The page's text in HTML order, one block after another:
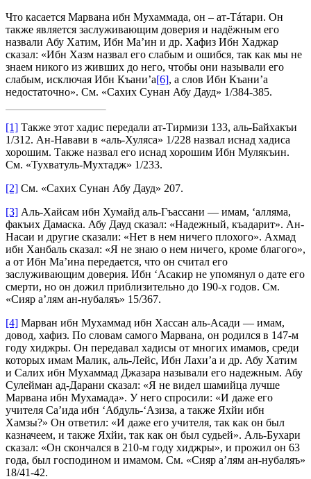
Что касается Марвана ибн Мухаммада, он – ат-Тáтари. Он
также является заслуживающим доверия и надёжным его
назвали Абу Хатим, Ибн Ма’ин и др. Хафиз Ибн Хаджар
сказал: «Ибн Хазм назвал его слабым и ошибся, так как мы не
знаем никого из живших до него, чтобы они называли его
слабым, исключая Ибн Къани’а[6], а слов Ибн Къани’а
недостаточно». См. «Сахих Сунан Абу Дауд» 1/384-385.
[1] Также этот хадис передали ат-Тирмизи 133, аль-Байхакъи
1/312. Ан-Навави в «аль-Хуляса» 1/228 назвал иснад хадиса
хорошим. Также назвал его иснад хорошим Ибн Мулякъин.
См. «Тухватуль-Мухтадж» 1/233.
[2] См. «Сахих Сунан Абу Дауд» 207.
[3] Аль-Хайсам ибн Хумайд аль-Гъассани — имам, ‘алляма,
факъих Дамаска. Абу Дауд сказал: «Надежный, къадарит». Ан-
Насаи и другие сказали: «Нет в нем ничего плохого». Ахмад
ибн Ханбаль сказал: «Я не знаю о нем ничего, кроме благого»,
а от Ибн Ма’ина передается, что он считал его
заслуживающим доверия. Ибн ‘Асакир не упомянул о дате его
смерти, но он дожил приблизительно до 190-х годов. См.
«Сияр а’лям ан-нубаляъ» 15/367.
[4] Марван ибн Мухаммад ибн Хассан аль-Асади — имам,
довод, хафиз. По словам самого Марвана, он родился в 147-м
году хиджры. Он передавал хадисы от многих имамов, среди
которых имам Малик, аль-Лейс, Ибн Лахи’а и др. Абу Хатим
и Салих ибн Мухаммад Джазара называли его надежным. Абу
Сулейман ад-Дарани сказал: «Я не видел шамийца лучше
Марвана ибн Мухамада». У него спросили: «И даже его
учителя Са’ида ибн ‘Абдуль-‘Азиза, а также Яхйи ибн
Хамзы?» Он ответил: «И даже его учителя, так как он был
казначеем, и также Яхйи, так как он был судьей». Аль-Бухари
сказал: «Он скончался в 210-м году хиджры», и прожил он 63
года, был господином и имамом. См. «Сияр а’лям ан-нубаляъ»
18/41-42.